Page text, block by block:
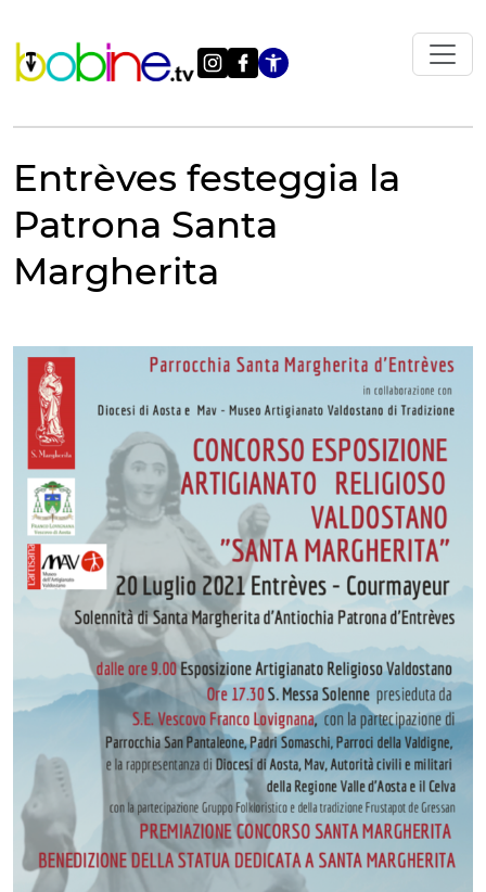
contenuto
Apri le
Entrèves festeggia la
Patrona Santa
Margherita